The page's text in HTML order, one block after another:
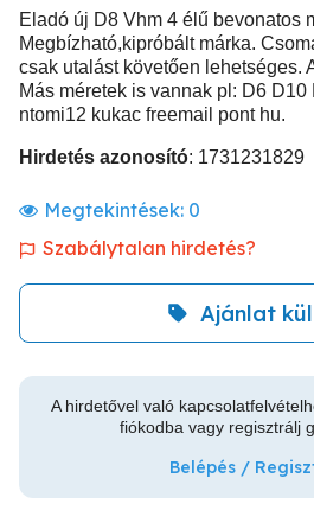
Eladó új D8 Vhm 4 élű bevonatos
Megbízható,kipróbált márka.
csak utalást követően lehetséges.
Más méretek is vannak pl: D6
ntomi12 kukac freemail pont hu.
Hirdetés azonosító: 1731231829
Megtekintések: 0
Szabálytalan hirdetés?
Ajánlat
A hirdetővel való
fiókodba vagy regisztrálj
Belépés /